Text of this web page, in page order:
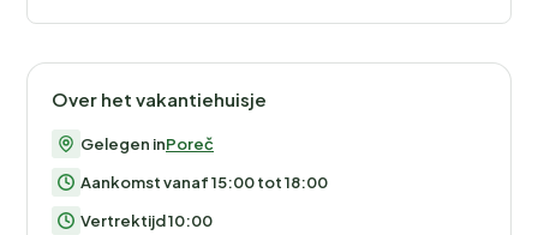
Over het vakantiehuisje
Gelegen inPoreč
Aankomst vanaf 15:00 tot 18:00
Vertrektijd 10:00